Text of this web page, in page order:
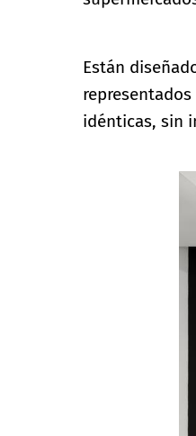
Están
idénticas, sin